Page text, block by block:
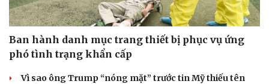
Ban hành danh mục trang thiết bị phục vụ ứng
phó tình trạng khẩn cấp
Vì sao ông Trump “nóng mặt” trước tin Mỹ thiếu tên